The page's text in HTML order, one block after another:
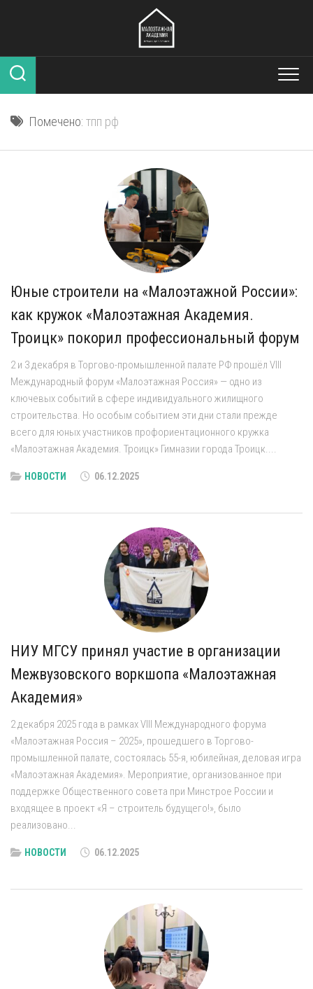
Помечено: тпп рф
Юные строители на «Малоэтажной России»:
как кружок «Малоэтажная Академия.
Троицк» покорил профессиональный форум
2 и 3 декабря в Торгово-промышленной палате РФ прошёл VIII
Международный форум «Малоэтажная Россия» — одно из
ключевых событий в сфере индивидуального жилищного
строительства. Но особым событием эти дни стали прежде
всего для юных участников профориентационного кружка
«Малоэтажная Академия. Троицк» Гимназии города Троицк....
НОВОСТИ 06.12.2025
НИУ МГСУ принял участие в организации
Межвузовского воркшопа «Малоэтажная
Академия»
2 декабря 2025 года в рамках VIII Международного форума
«Малоэтажная Россия – 2025», прошедшего в Торгово-
промышленной палате, состоялась 55-я, юбилейная, деловая игра
«Малоэтажная Академия». Мероприятие, организованное при
поддержке Общественного совета при Минстрое России и
входящее в проект «Я – строитель будущего!», было
реализовано...
НОВОСТИ 06.12.2025